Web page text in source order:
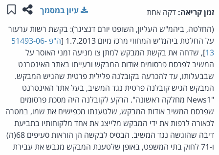
זמן קריאה: דקה אחת שתפו
עיון במסמך
(החלטה, ביהמ"ש העליון, השופט יורם דנציגר): בקשת רשות ערעור
על החלטת ביהמ"ש המחוזי מרכז מיום 1.7.2013 [
ה"פ 51493-06-
13], שדחה את בקשת המבקש למתן צו מניעה זמני האוסר על
המשיב לפרסם פרסומים אודות המבקש ורעייתו באתר האינטרנט
שבבעלותו, עד להכרעה בקובלנה פלילית פרטית שהגיש המבקש.
המבקש הגיש קובלנה פרטית נגד המשיב, בעל אתר האינטרנט
"News1 מחלקה ראשונה". הרקע לקובלנה היה מסכת פרסומים
שפרסם המשיב אודות המבקש, שלטענתו מכפישים את שמו, במטרה
לכאורה לרפות את ידי המבקש מלייצג את אחד מלקוחותיו בתביעת
דיבה שהוגשה נגד המשיב. הבסיס לבקשה הן הוראות סעיפים 68(ה)
ו-71 לחוק בתי המשפט, באופן שלטענת המבקש מגבש את עבירת